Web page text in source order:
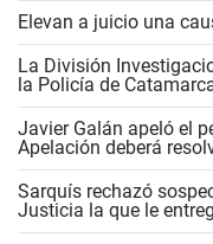
Elevan a juicio una
La División
la Policía de
Javier Galán apeló el
Apelación deberá
Sarquís rechazó
Justicia la que le